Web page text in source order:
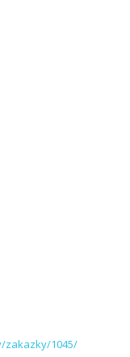
zakazky/1045/